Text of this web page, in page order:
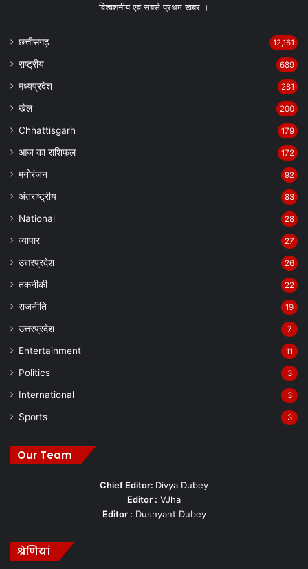
विश्वशनीय एवं सबसे प्रथम खबर ।
छत्तीसगढ़ 12,161
राष्ट्रीय 689
मध्यप्रदेश 281
खेल 200
Chhattisgarh 179
आज का राशिफल 172
मनोरंजन 92
अंतराष्ट्रीय 83
National 28
व्यापार 27
उत्तरप्रदेश 26
तकनीकी 22
राजनीति 19
उत्तरप्रदेश 7
Entertainment 11
Politics 3
International 3
Sports 3
Our Team
Chief Editor: Divya Dubey
Editor : VJha
Editor : Dushyant Dubey
श्रेणियां